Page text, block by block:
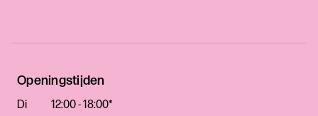
Openingstijden
Di
12:00 - 18:00*